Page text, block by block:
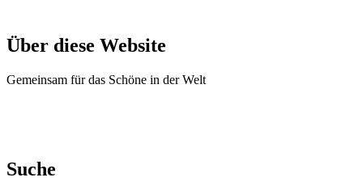
Über diese Website
Gemeinsam für das Schöne in der Welt
Suche